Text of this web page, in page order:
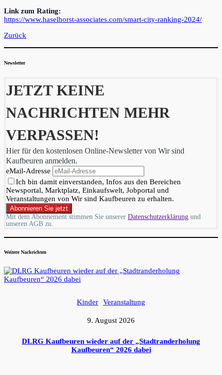
Link zum Rating:
https://www.haselhorst-associates.com/smart-city-ranking-2024/
Zurück
Newsletter
JETZT KEINE
NACHRICHTEN MEHR
VERPASSEN!
Hier für den kostenlosen Online-Newsletter von Wir sind
Kaufbeuren anmelden.
eMail-Adresse
Ich bin damit einverstanden, Infos aus den Bereichen
Newsportal, Marktplatz, Einkaufswelt, Jobportal und
Veranstaltungen von Wir sind Kaufbeuren zu erhalten.
Mit dem Abonnement stimmen Sie unserer Datenschutzerklärung und
unseren AGB zu.
Weitere Nachrichten
Kinder Veranstaltung
9. August 2026
DLRG Kaufbeuren wieder auf der „Stadtranderholung
Kaufbeuren“ 2026 dabei